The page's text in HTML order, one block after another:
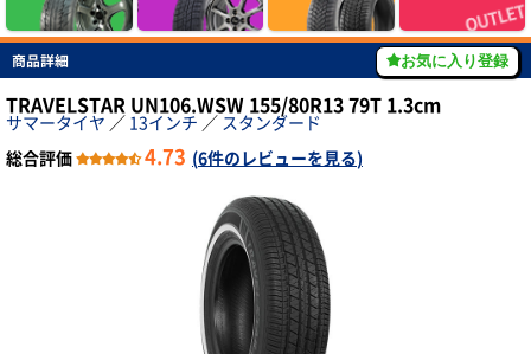
商品詳細 お気に入り登録
TRAVELSTAR UN106.WSW 155/80R13 79T 1.3cm
サマータイヤ ／ 13インチ ／ スタンダード
総合評価
4.73 (6件のレビューを見る)